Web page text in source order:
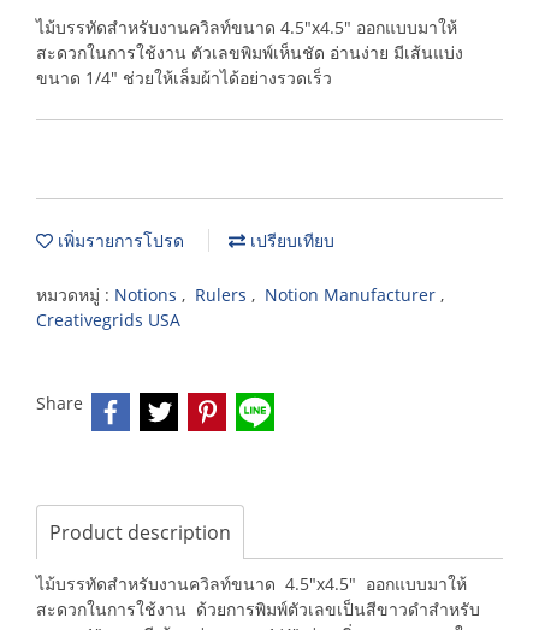
ไม้บรรทัดสำหรับงานควิลท์ขนาด 4.5"x4.5" ออกแบบมาให้
สะดวกในการใช้งาน ตัวเลขพิมพ์เห็นชัด อ่านง่าย มีเส้นแบ่ง
ขนาด 1/4" ช่วยให้เล็มผ้าได้อย่างรวดเร็ว
เพิ่มรายการโปรด เปรียบเทียบ
หมวดหมู่ : Notions , Rulers , Notion Manufacturer ,
Creativegrids USA
Share
Product description
ไม้บรรทัดสำหรับงานควิลท์ขนาด 4.5"x4.5" ออกแบบมาให้
สะดวกในการใช้งาน ด้วยการพิมพ์ตัวเลขเป็นสีขาวดำสำหรับ